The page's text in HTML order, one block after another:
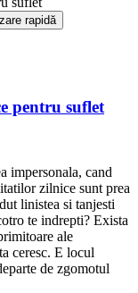
rapidă
pentru suflet
impersonala, cand
zilnice sunt prea
linistea si tanjesti
te indrepti? Exista
ale
ceresc. E locul
de zgomotul